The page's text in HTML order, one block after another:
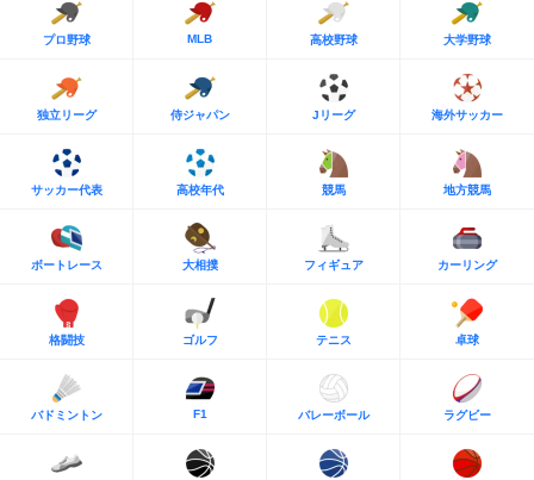
プロ野球 MLB 高校野球 大学野球
独立リーグ 侍ジャパン Jリーグ 海外サッカー
サッカー代表 高校年代 競馬 地方競馬
ボートレース 大相撲 フィギュア カーリング
格闘技 ゴルフ テニス 卓球
バドミントン F1 バレーボール ラグビー